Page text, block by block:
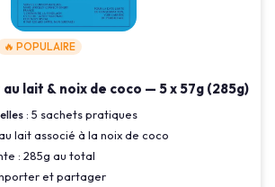
🔥 POPULAIRE
lait & noix de coco — 5 x 57g (285g)
: 5 sachets pratiques
lait associé à la noix de coco
: 285g au total
et partager